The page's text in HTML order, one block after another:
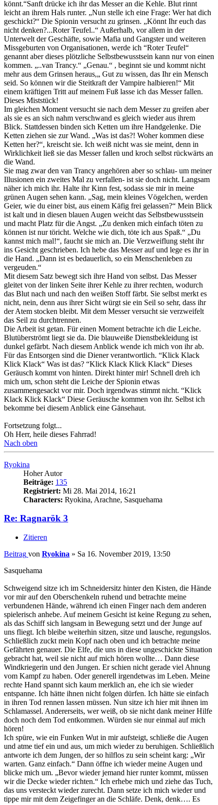
könnt.“Sanft drücke ich ihr das Messer an die Kehle. Blut rinnt
leicht an ihrem Hals runter. „Nun stelle ich eine Frage: Wer hat dich
geschickt?“ Die Spionin versucht zu grinsen. „Könnt Ihr euch das
nicht denken?...Roter Teufel..“ Außerhalb, vor allem in der
Unterwelt der Geschäfte, sowie Mafia und Gangster und weiteren
Missgeburten von Organisationen, werde ich “Roter Teufel“
genannt aber dieses plötzliche Selbstbewusstsein kann nur von einen
kommen. „..van Trancy.“ „Genau.“ , beginnt sie und kommt nicht
mehr aus dem Grinsen heraus,„ Gut zu wissen, das Ihr ein Mensch
seid. So können wir die Steitkraft der Vampire halbieren!“ Mit
einem kräftigen Tritt auf meinem Fuß lasse ich das Messer fallen.
Dieses Miststück!
Im gleichen Moment versucht sie nach dem Messer zu greifen aber
als sie es an sich nahm verschwand es gleich wieder aus ihrem
Blick. Stattdessen binden sich Ketten um ihre Handgelenke. Die
Ketten ziehen sie zur Wand. „Was ist das?! Woher kommen diese
Ketten her?“, kreischt sie. Ich weiß nicht was sie meint, denn in
Wirklichkeit ließ sie das Messer fallen und kroch selbst rückwärts an
die Wand.
Sie mag zwar den van Trancy angehören aber so schlau- um meiner
Illusionen ein zweites Mal zu verfallen- ist sie doch nicht. Langsam
näher ich mich ihr. Halte ihr Kinn fest, sodass sie mir in meine
grünen Augen sehen kann. „Sag, mein kleines Vögelchen, werden
Geier, wie du einer bist, aus einem Käfig frei gelassen?“ Mein Blick
ist kalt und in diesen blauen Augen weicht das Selbstbewusstsein
und macht Platz für die Angst. „Zu denken mich einfach töten zu
können ist nur töricht. Welche wie dich, töte ich aus Spaß.“ „Du
kannst mich mal!“, faucht sie mich an. Die Verzweiflung steht ihr
ins Gesicht geschrieben. Ich hebe das Messer auf und lege es ihr in
die Hand. „Dann ist es bedauerlich, so ein Menschenleben zu
vergeuden.“
Mit diesem Satz bewegt sich ihre Hand von selbst. Das Messer
gleitet von der linken Seite ihrer Kehle zu ihrer rechten, wodurch
das Blut nach und nach den weißen Stoff färbt. Sie selbst merkt es
nicht, nein, denn aus ihrer Sicht würgt sie ein Seil so sehr, dass ihr
der Atem stocken bleibt. Mit dem Messer versucht sie verzweifelt
das Seil zu durchtrennen.
Die Arbeit ist getan. Für einen Moment betrachte ich die Leiche.
Blutüberströmt liegt sie da. Die blauweiße Dienstbekleidung ist
dunkel gefärbt. Nach diesem Anblick wende ich mich von ihr ab.
Für das Entsorgen sind die Diener verantwortlich. “Klick Klack
Klick Klack“ Was ist das? “Klick Klack Klick Klack“ Dieses
Geräusch kommt von hinten. Direkt hinter mir! Schnell dreh ich
mich um, schon steht die Leiche der Spionin etwas
zusammengesackt vor mir. Doch irgendwas stimmt nicht. “Klick
Klack Klick Klack“ Diese Geräusche kommen von ihr. Selbst ich
bekomme bei diesem Anblick eine Gänsehaut.
Fortsetzung folgt...
Oh Herr, heile dieses Fahrrad!
Nach oben
Ryokina
Hoher Autor
Beiträge: 135
Registriert: Mi 28. Mai 2014, 16:21
Characters: Ryokina, Arachne, Sasquehama
Re: Ragnarök 3
Zitieren
Beitrag von Ryokina » Sa 16. November 2019, 13:50
Sasquehama
Schweigend sitze ich im Schneidersitz hinter den Kisten, die Hände
vor mir auf den Oberschenkeln ruhend und betrachte meine
verbundenen Hände, während ich einen Finger nach dem anderen
spielerisch anhebe. Auf meinem Gesicht ist keine Regung zu sehen,
als das Schiff sich langsam in Bewegung setzt und der Junge auf
uns fliegt. Ich bleibe weiterhin sitzen, sitze und lausche, regungslos.
Schließlich zuckt mein Kopf nach oben und ich betrachte meine
Gefährten genauer. Die Elfe, die uns in diese ungeschickte Situation
gebracht hat, weil sie nicht auf mich hören wollte… Dann diese
Windkriegerin und den Jungen. Er schien nicht gerade viel Ahnung
vom Kampf zu haben. Oder generell irgendetwas im Leben. Meine
rechte Hand spannt sich kaum merklich an, ehe ich sie wieder
entspanne. Ich hätte ihnen nicht folgen dürfen. Ich hätte sie einfach
in ihren Tod rennen lassen müssen. Nun sitze ich hier mit ihnen im
Schlamassel. Andererseits, wer weiß, ob sie nicht dank meiner Hilfe
doch noch dem Tod entkommen. Würden sie nur einmal auf mich
hören!
Ich spüre, wie ein Funken Wut in mir aufsteigt, schließe die Augen
und atme tief ein und aus, um mich wieder zu beruhigen. Schließlich
antworte ich dem Jungen, der so hilflos zu sein scheint karg: „Wir
warten. Ganz einfach.“ Dann öffne ich wieder meine Augen und
blicke mich um. „Bevor wieder jemand hier runter kommt, müssen
wir die Decke wieder richten.“ Ich erhebe mich und ziehe das Tuch,
das uns versteckt wieder zurecht. Dann setze ich mich wieder und
tippe mir mit dem Zeigefinger an die Schläfe. Denk, denk…. Es